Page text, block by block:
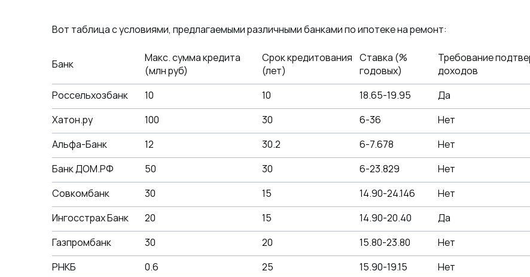
Вот таблица с условиями, предлагаемыми различными банками по ипотеке на ремонт:
Банк
Макс. сумма кредита
(млн руб)
Срок кредитования
(лет)
Ставка (%
годовых)
Требование
доходов
Россельхозбанк 10 10 18.65-19.95 Да
Хатон.ру
100 30 6-36 Нет
Альфа-Банк
12 30.2 6-7.678 Нет
Банк ДОМ.РФ
50 30 6-23.829 Нет
Совкомбанк
30 15 14.90-24.146 Нет
Ингосстрах Банк
20 15 14.90-20.40 Да
Газпромбанк
30 20 15.80-23.80 Нет
РНКБ
0.6 25 15.90-19.15 Нет